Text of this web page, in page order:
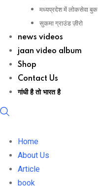
मध्यप्रदेश में लोकसेवा बुक
सुकमा ग्राउंड ज़ीरो
news videos
jaan video album
Shop
Contact Us
गांधी है तो भारत है
Home
About Us
Article
book